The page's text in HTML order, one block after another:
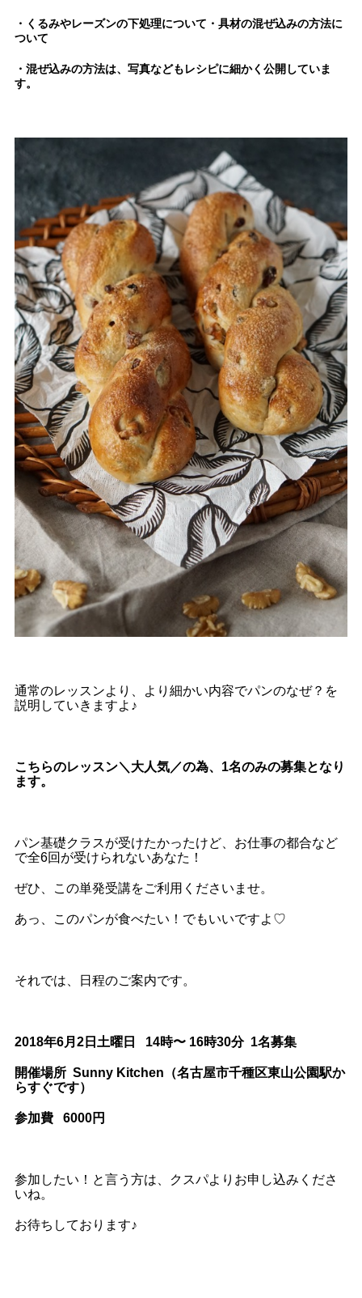
・くるみやレーズンの下処理について・具材の混ぜ込みの方法に
ついて
・混ぜ込みの方法は、写真などもレシピに細かく公開していま
す。
通常のレッスンより、より細かい内容でパンのなぜ？を
説明していきますよ♪
こちらのレッスン＼大人気／の為、1名のみの募集となり
ます。
パン基礎クラスが受けたかったけど、お仕事の都合など
で全6回が受けられないあなた！
ぜひ、この単発受講をご利用くださいませ。
あっ、このパンが食べたい！でもいいですよ♡
それでは、日程のご案内です。
2018年6月2日土曜日 14時〜 16時30分 1名募集
開催場所 Sunny Kitchen（名古屋市千種区東山公園駅か
らすぐです）
参加費 6000円
参加したい！と言う方は、クスパよりお申し込みくださ
いね。
お待ちしております♪